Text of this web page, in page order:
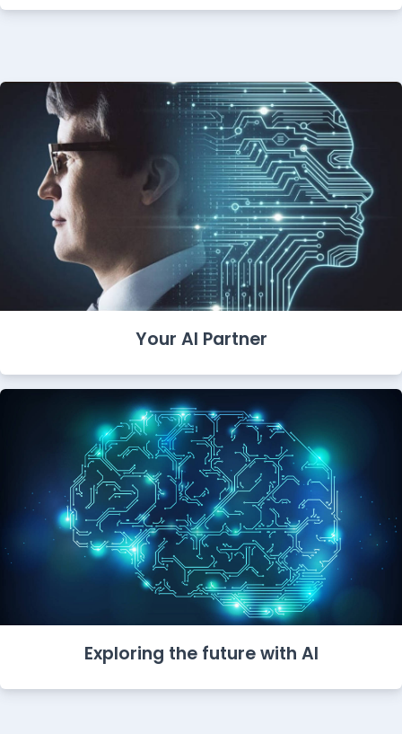
Your AI Partner
Exploring the future with AI